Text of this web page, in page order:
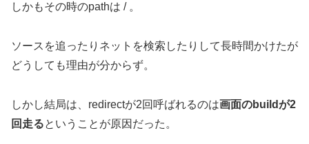
しかもその時のpathは / 。
ソースを追ったりネットを検索したりして長時間かけたが
どうしても理由が分からず。
しかし結局は、redirectが2回呼ばれるのは画面のbuildが2
回走るということが原因だった。